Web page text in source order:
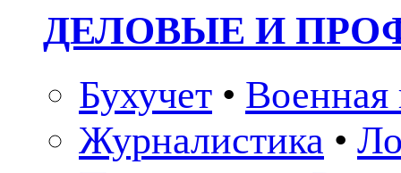
ДЕЛОВЫЕ И
Бухучет • Военная
Журналистика •